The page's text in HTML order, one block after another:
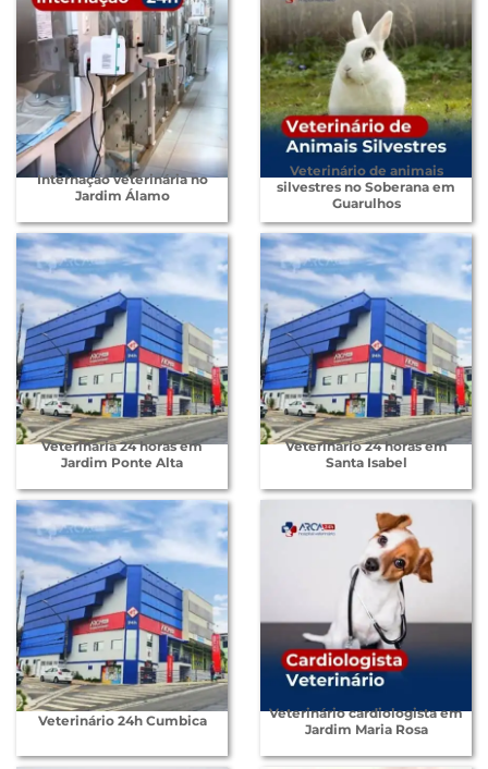
Internação veterinária no
Jardim Álamo
Veterinário de animais
silvestres no Soberana em
Guarulhos
Veterinária 24 horas em
Jardim Ponte Alta
Veterinário 24 horas em
Santa Isabel
Veterinário 24h Cumbica
Veterinário cardiologista em
Jardim Maria Rosa